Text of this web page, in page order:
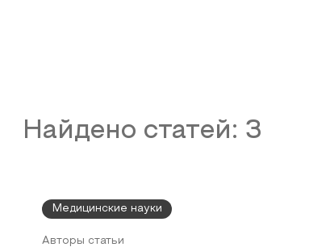
Найдено статей: 3
Медицинские науки
Авторы статьи